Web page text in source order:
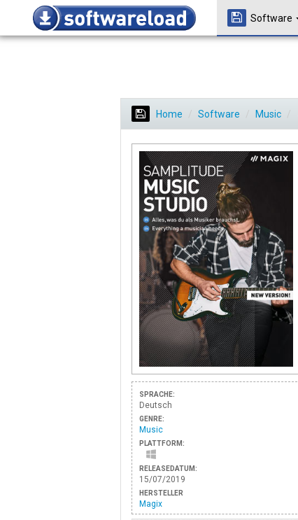
Software
Home Software Music
SPRACHE:
Deutsch
GENRE:
Music
PLATTFORM:
RELEASEDATUM:
15/07/2019
HERSTELLER
Magix